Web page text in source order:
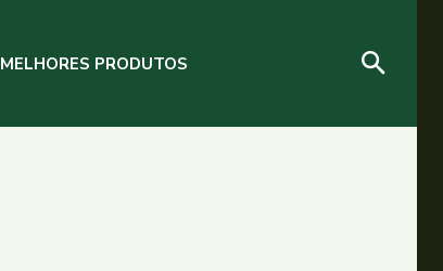
MELHORES PRODUTOS